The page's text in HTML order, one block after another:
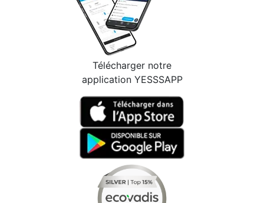
Télécharger notre
application YESSSAPP